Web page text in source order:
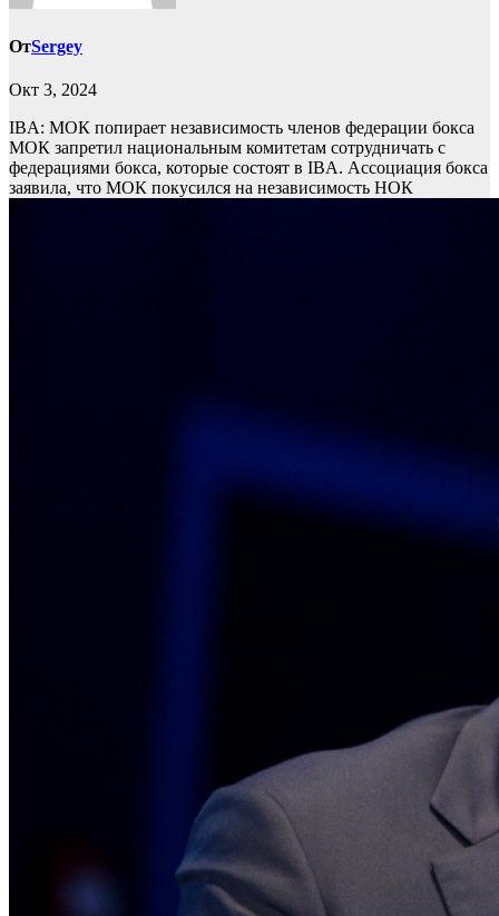
ОтSergey
Окт 3, 2024
IBA: МОК попирает независимость членов федерации бокса
МОК запретил национальным комитетам сотрудничать с
федерациями бокса, которые состоят в IBA. Ассоциация бокса
заявила, что МОК покусился на независимость НОК